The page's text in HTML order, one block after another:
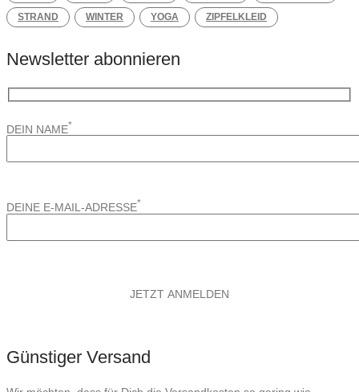
STRAND WINTER YOGA ZIPFELKLEID
Newsletter abonnieren
DEIN NAME*
DEINE E-MAIL-ADRESSE*
Günstiger Versand